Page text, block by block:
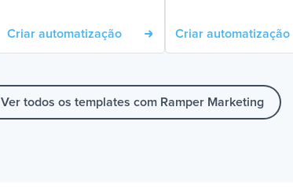
Criar automatização Criar automatização
Ver todos os templates com Ramper Marketing